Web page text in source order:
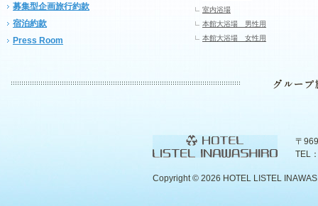
募集型企画旅行約款
宿泊約款
Press Room
室内浴場
本館大浴場 男性用
本館大浴場 女性用
〒
TEL
Copyright © 2026 HOTEL LISTEL